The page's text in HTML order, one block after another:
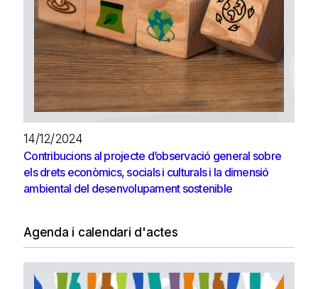
14/12/2024
Contribucions al projecte d’observació general sobre
els drets econòmics, socials i culturals i la dimensió
ambiental del desenvolupament sostenible
Agenda i calendari d'actes